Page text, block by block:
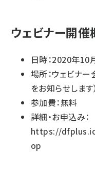
ウェビナー開催
日時：2020年10
場所：ウェビナ
をお知らせします）
参加費：無料
詳細・お申込み：
https://
op